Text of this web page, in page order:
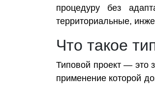
процедуру без
территориальные,
Что такое
Типовой проект — это
применение которой